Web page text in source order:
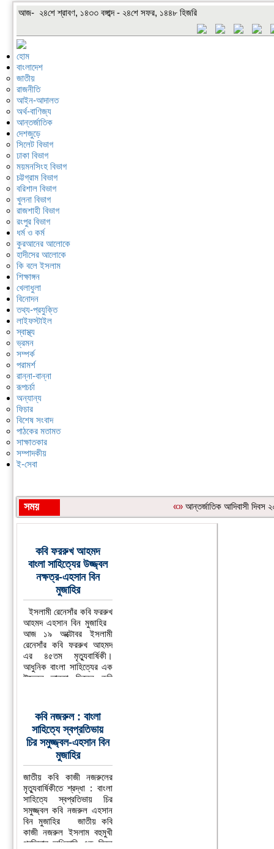
আজ- ২৪শে শ্রাবণ, ১৪৩৩ বঙ্গাব্দ - ২৪শে সফর, ১৪৪৮ হিজরি
হোম
বাংলাদেশ
জাতীয়
রাজনীতি
আইন-আদালত
অর্থ-বাণিজ্য
আন্তর্জাতিক
দেশজুড়ে
সিলেট বিভাগ
ঢাকা বিভাগ
ময়মনসিংহ বিভাগ
চট্টগ্রাম বিভাগ
বরিশাল বিভাগ
খুলনা বিভাগ
রাজশাহী বিভাগ
রংপুর বিভাগ
ধর্ম ও কর্ম
কুরআনের আলোকে
হাদীসের আলোকে
কি বলে ইসলাম
শিক্ষাঙ্গন
খেলাধুলা
বিনোদন
তথ্য-প্রযুক্তি
লাইফস্টাইল
স্বাস্থ্য
ভ্রমন
সম্পর্ক
পরামর্শ
রান্না-বান্না
রূপচর্চা
অন্যান্য
ফিচার
বিশেষ সংবাদ
পাঠকের মতামত
সাক্ষাতকার
সম্পাদকীয়
ই-সেবা
সময়
শিরোনাম:
«»আন্তর্জাতিক আদিবাসী দিবস
কবি ফররুখ আহমদ
বাংলা সাহিত্যের উজ্জ্বল
নক্ষত্র-এহসান বিন
মুজাহির
ইসলামী রেনেসাঁর কবি ফররুখ
আহমদ এহসান বিন মুজাহির
আজ ১৯ অক্টোবর ইসলামী
রেনেসাঁর কবি ফররুখ আহমদ
এর ৪৫তম মৃত্যুবার্ষিকী।
আধুনিক বাংলা সাহিত্যের এক
উজ্জ্বল তারকা ছিলেন কবি
কবি নজরুল : বাংলা
সাহিত্যে স্বপ্রতিভায়
চির সমুজ্জ্বল-এহসান বিন
মুজাহির
জাতীয় কবি কাজী নজরুলের
মৃত্যুবার্ষিকীতে শ্রদ্ধা : বাংলা
সাহিত্যে স্বপ্রতিভায় চির
সমুজ্জ্বল কবি নজরুল এহসান
বিন মুজাহির জাতীয় কবি
কাজী নজরুল ইসলাম বহুমুখী
প্রতিভার অধিকারি এক বিরল